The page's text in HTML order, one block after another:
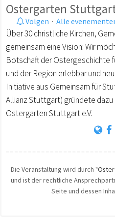
Ostergarten
Volgen · Alle
Über 30 christliche Kirchen,
gemeinsam eine Vision: Wir
Botschaft der Ostergeschichte
und der Region erlebbar und
Initiative aus Gemeinsam für
Allianz Stuttgart) gründete dazu
Ostergarten Stuttgart e.V.
Die Veranstaltung wird durch
und ist der rechtliche
Seite und dessen